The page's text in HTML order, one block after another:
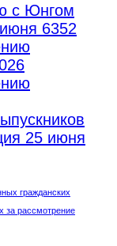
с Юнгом
6352
25 июня
гражданских
за рассмотрение